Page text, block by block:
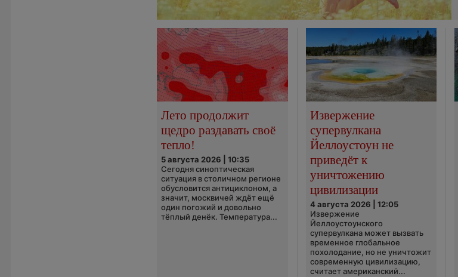
Лето продолжит
щедро раздавать своё
тепло!
5 августа 2026 | 10:35
Сегодня синоптическая
ситуация в столичном регионе
обусловится антициклоном, а
значит, москвичей ждёт ещё
один погожий и довольно
тёплый денёк. Температура...
Извержение
супервулкана
Йеллоустоун не
приведёт к
уничтожению
цивилизации
4 августа 2026 | 12:05
Извержение
Йеллоустоунского
супервулкана может вызвать
временное глобальное
похолодание, но не уничтожит
современную цивилизацию,
считает американский...